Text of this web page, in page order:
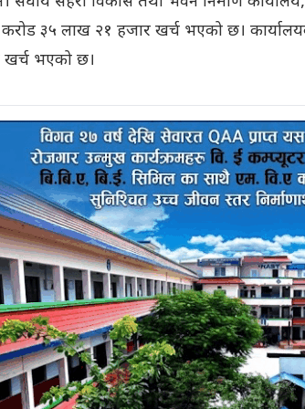
३५ लाख २१ हजार खर्च भएको छ।
खर्च भएको छ।